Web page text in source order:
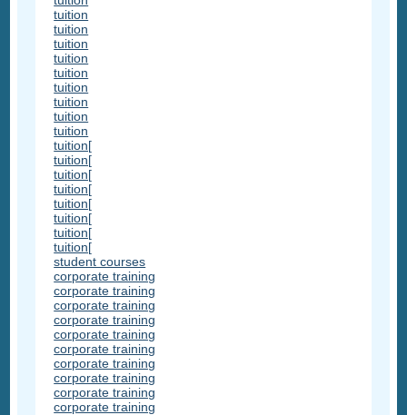
tuition
tuition
tuition
tuition
tuition
tuition
tuition
tuition
tuition
tuition[
tuition[
tuition[
tuition[
tuition[
tuition[
tuition[
tuition[
student courses
corporate training
corporate training
corporate training
corporate training
corporate training
corporate training
corporate training
corporate training
corporate training
corporate training